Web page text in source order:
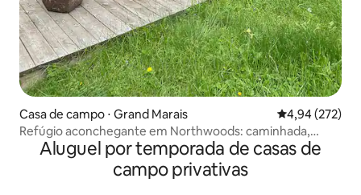
Casa de campo ⋅ Grand Marais 4,94 de uma
4,94 (272)
Refúgio aconchegante em Northwoods: caminhada,
golfe, bicicleta, descanso!
Aluguel por temporada de casas de
campo privativas